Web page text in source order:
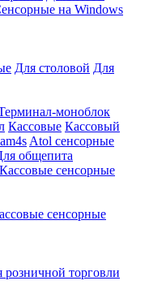
на Windows
Для столовой Для
моноблок
Кассовые Кассовый
Atol сенсорные
общепита
Кассовые сенсорные
сенсорные
розничной торговли